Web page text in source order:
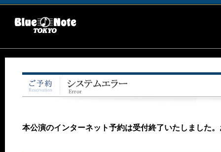
本公演のインターネット予約は受付終了いたしました